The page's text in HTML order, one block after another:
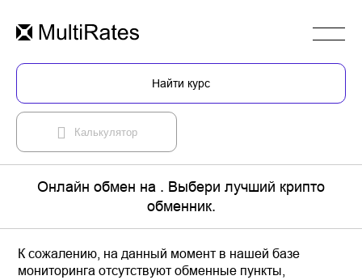
Найти курс
Калькулятор
Онлайн обмен на . Выбери лучший крипто
обменник.
К сожалению, на данный момент в нашей базе
мониторинга отсутствуют обменные пункты,